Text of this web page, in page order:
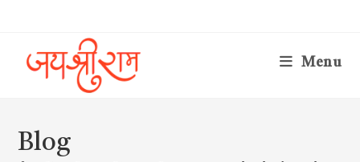
Menu
Blog